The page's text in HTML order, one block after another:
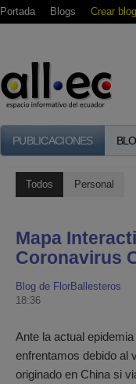
Portada Blogs Crear blog
PUBLICACIONES
Todos Personal
Mapa
Coronavirus
Blog de FlorBallesteros
18:36
Ante la actual
enfrentamos debido al
originado en China si